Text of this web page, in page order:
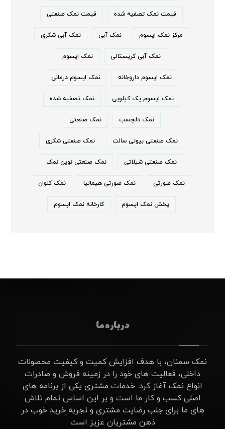
قیمت نمک تصفیه شده قیمت نمک صنعتی
مرکز نمک اپسوم نمک آبی نمک آبی شکری
نمک آبی کریستالی نمک اپسوم
نمک اپسوم داروخانه نمک اپسوم درمانی
نمک اپسوم یک کیلویی نمک تصفیه شده
نمک دلچسب نمک صنعتی
نمک صنعتی بیوتی سالت نمک صنعتی شکری
نمک صنعتی شیلاتی نمک صنعتی نوین نمک
نمک صورتی نمک صورتی هیمالیا نمک کلوان
پخش نمک اپسوم کارخانه نمک اپسوم
درباره ما
نمک سمنان، با هدف افزایش کمیت و کیفیت محصولات
داخلی، فعالیت های خود را در زمینه فروش و صادرات
انواع نمک آغاز کرد. خدمات مشتری یکی از برنامه های
اصلی کسب و کار ما است و بر این اساس تمام تلاش
های ما برای جلب رضایت مشتری و تجربه خرید خوب در
ذهن مشتریان عزیز است